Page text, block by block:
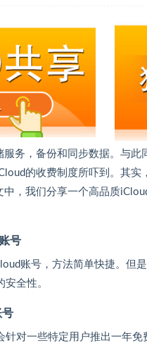
务，备份和同步数据。与
的收费制度所吓到。其
，我们分享一个高品质
号
账号，方法简单快捷。但
全性。
号
针对一些特定用户推出一年